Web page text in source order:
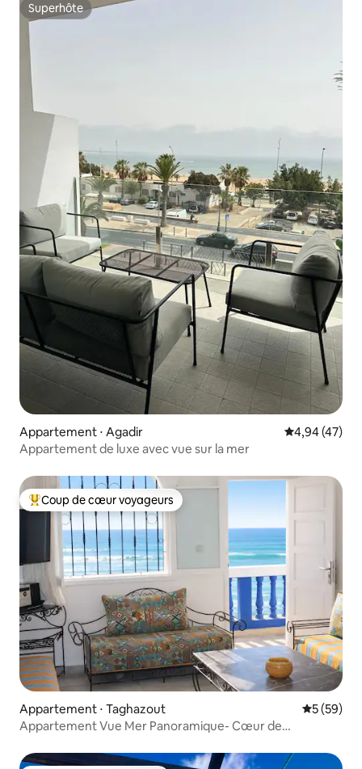
Superhôte
Superhôte
Appartement ⋅ Agadir Évaluation
4,94 (47)
Appartement de luxe avec vue sur la mer
Coups de cœur voyageurs les plus appréciés
Coup de cœur voyageurs
Appartement ⋅ Taghazout
5 (59)
Appartement Vue Mer Panoramique- Cœur de